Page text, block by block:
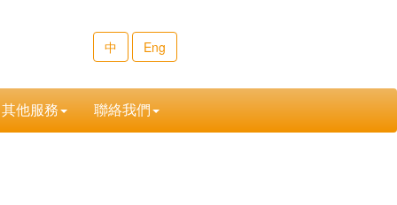
中 Eng
其他服務 聯絡我們